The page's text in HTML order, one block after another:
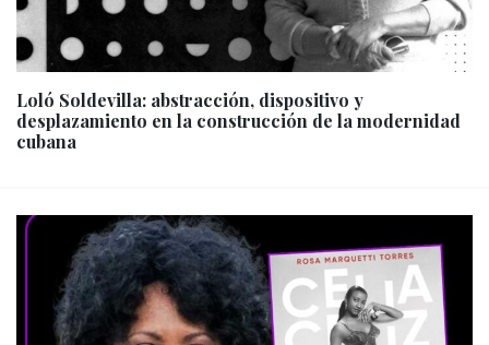
Loló Soldevilla: abstracción, dispositivo y
desplazamiento en la construcción de la modernidad
cubana